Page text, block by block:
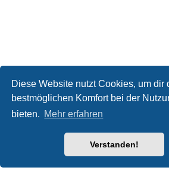
Diese Website nutzt Cookies, um dir
bestmöglichen Komfort bei der
bieten. Mehr erfahren
Verstanden!